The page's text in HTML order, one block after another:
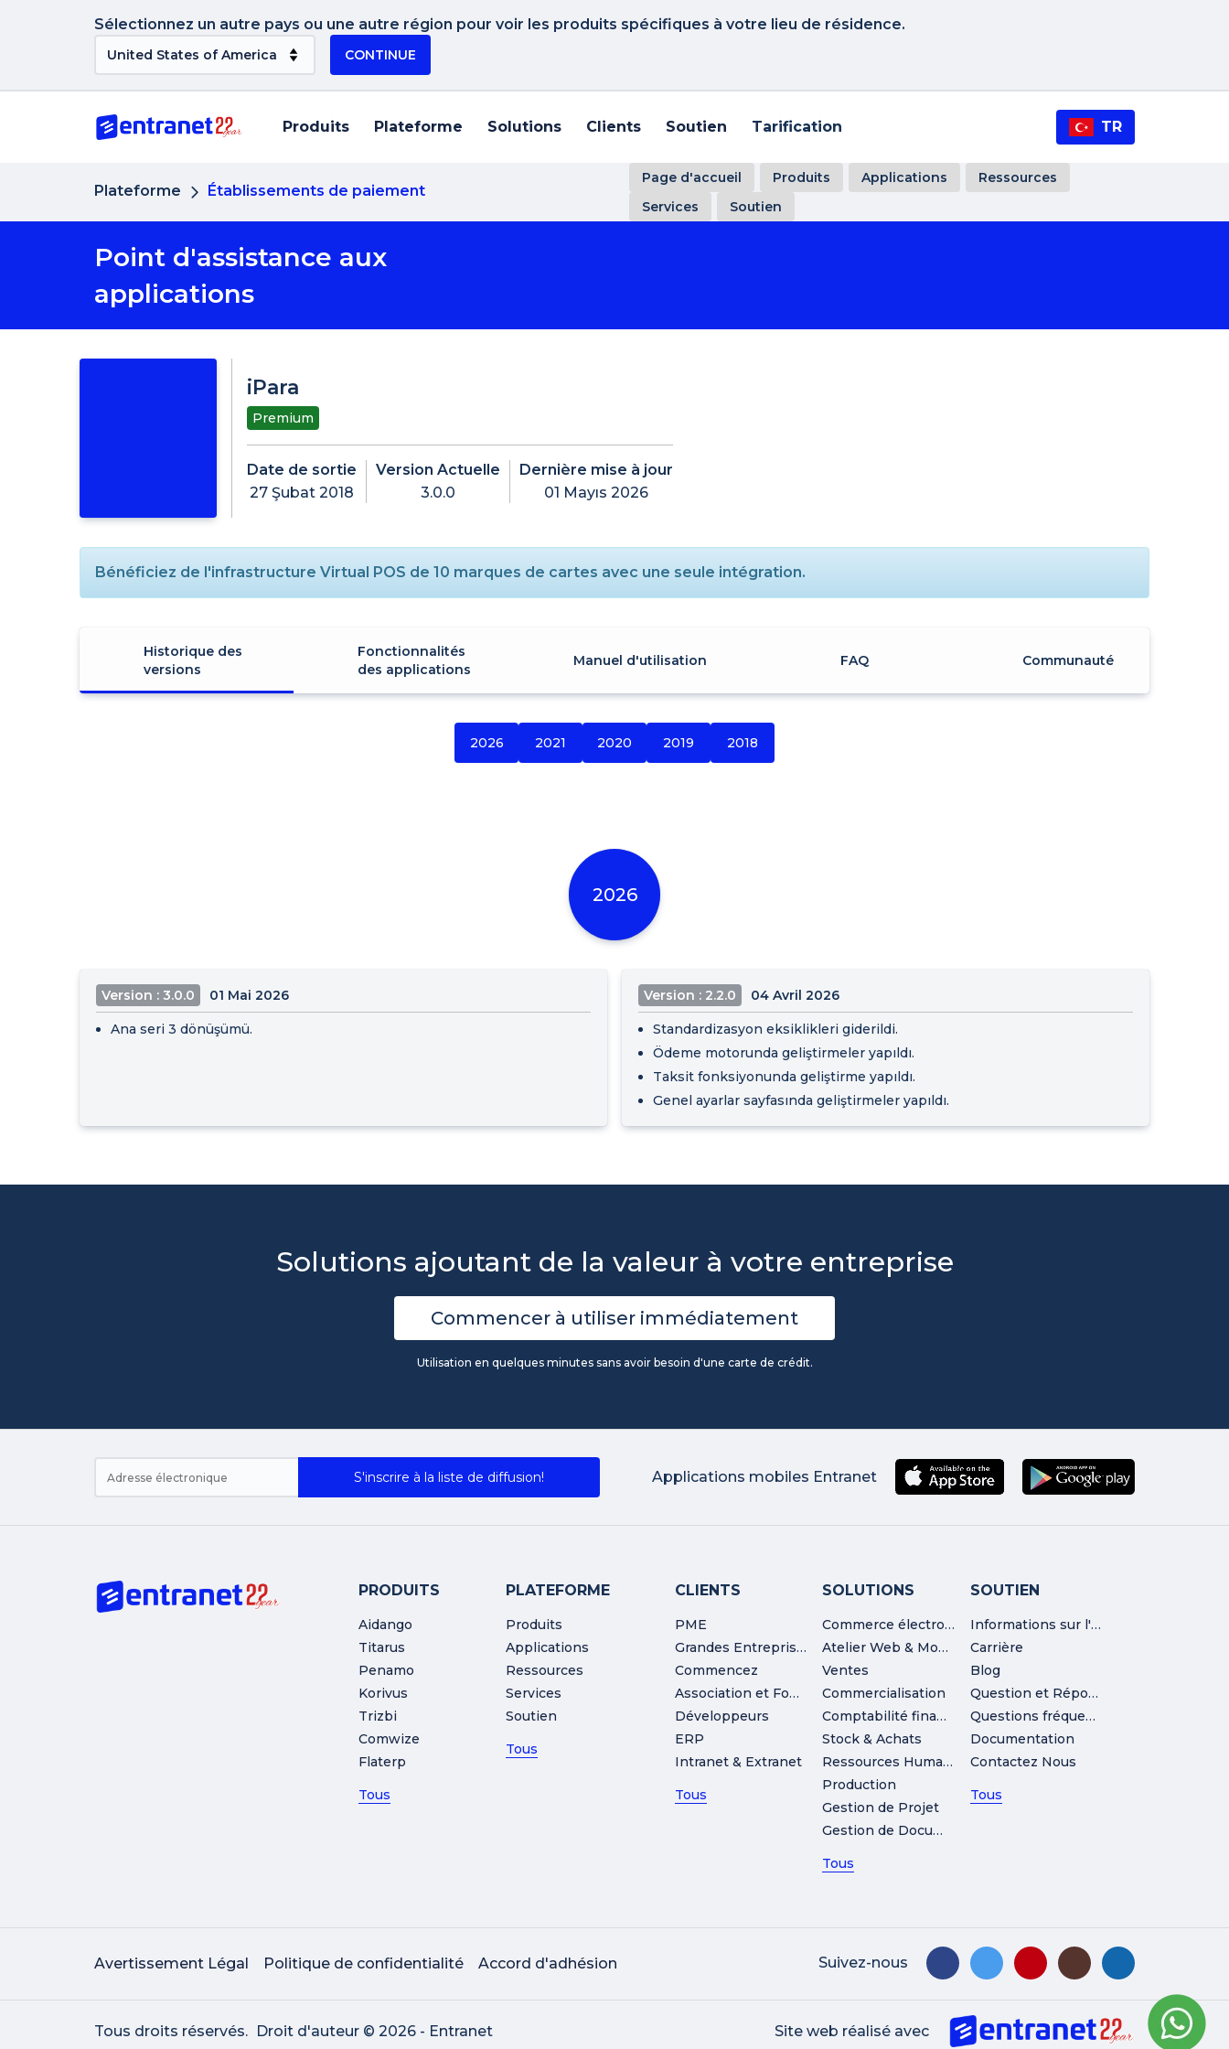
Sélectionnez un autre pays ou une autre région pour voir les produits spécifiques à votre lieu de résidence.
CONTINUE
Produits Plateforme Solutions Clients Soutien Tarification TR
Plateforme Établissements de paiement
Page d'accueil Produits Applications
Ressources
Services
Soutien
Point d'assistance aux
applications
iPara
Premium
Date de sortie
27 Şubat 2018
Version Actuelle
3.0.0
Dernière mise à jour
01 Mayıs 2026
Bénéficiez de l'infrastructure Virtual POS de 10 marques de cartes avec une seule intégration.
Historique des
versions
Fonctionnalités
des applications
Manuel d'utilisation FAQ Communauté
2026 2021 2020 2019 2018
2026
Version : 3.0.0 01 Mai 2026
Ana seri 3 dönüşümü.
Version : 2.2.0 04 Avril 2026
Standardizasyon eksiklikleri giderildi.
Ödeme motorunda geliştirmeler yapıldı.
Taksit fonksiyonunda geliştirme yapıldı.
Genel ayarlar sayfasında geliştirmeler yapıldı.
Solutions ajoutant de la valeur à votre entreprise
Commencer à utiliser immédiatement
Utilisation en quelques minutes sans avoir besoin d'une carte de crédit.
S'inscrire à la liste de diffusion! Applications mobiles Entranet
PRODUITS
Aidango
Titarus
Penamo
Korivus
Trizbi
Comwize
Flaterp
Tous
PLATEFORME
Produits
Applications
Ressources
Services
Soutien
Tous
CLIENTS
PME
Grandes Entreprises
Commencez
Association et Fondation
Développeurs
ERP
Intranet & Extranet
Tous
SOLUTIONS
Commerce électronique
Atelier Web & Mobile
Ventes
Commercialisation
Comptabilité financière
Stock & Achats
Ressources Humaines
Production
Gestion de Projet
Gestion de Documents
Tous
SOUTIEN
Informations sur l'entreprise
Carrière
Blog
Question et Réponse
Questions fréquemment posées
Documentation
Contactez Nous
Tous
Avertissement Légal Politique de confidentialité Accord d'adhésion Suivez-nous
Tous droits réservés. Droit d'auteur © 2026 - Entranet Site web réalisé avec